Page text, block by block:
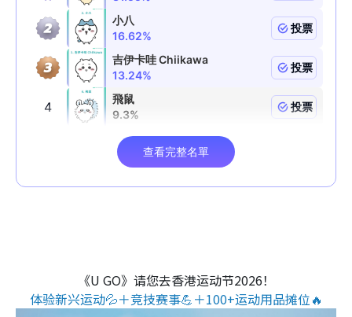
《U GO》请您去香港运动节2026！
体验新兴运动💦＋竞技赛事💪＋100+运动用品摊位🔥